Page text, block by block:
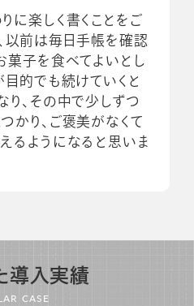
に楽しく書くことをご
以前は毎日手帳を確認
菓子を食べてよいとし
目的でも続けていくと
り、その中で少しずつ
かり、ご褒美がなくて
るようになると思いま
導入実績
CASE